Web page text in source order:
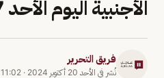
الأجنبية اليوم الأحد 17-4-1446
فريق التحرير
نُشر في الأحد 20 أكتوبر 2024 · 11:02 ص